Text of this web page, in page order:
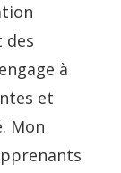
des
à
et
Mon